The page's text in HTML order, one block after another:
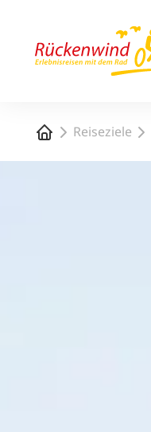
StartseiteReiseziele